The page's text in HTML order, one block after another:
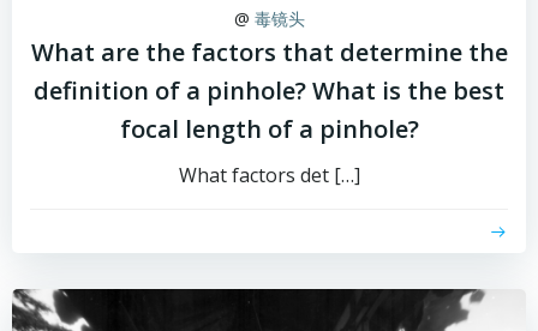
@ 毒镜头
What are the factors that determine the
definition of a pinhole? What is the best
focal length of a pinhole?
What factors det […]